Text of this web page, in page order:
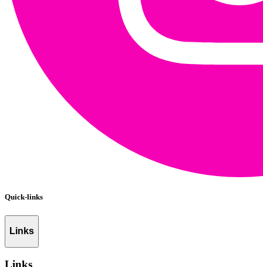
Quick-links
Links